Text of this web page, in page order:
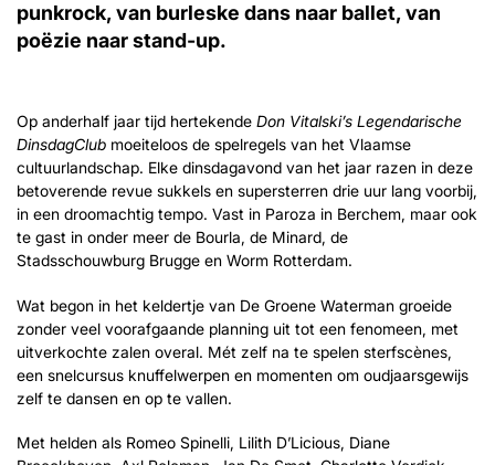
punkrock, van burleske dans naar ballet, van
poëzie naar stand-up.
Op anderhalf jaar tijd hertekende Don Vitalski’s Legendarische
DinsdagClub moeiteloos de spelregels van het Vlaamse
cultuurlandschap. Elke dinsdagavond van het jaar razen in deze
betoverende revue sukkels en supersterren drie uur lang voorbij,
in een droomachtig tempo. Vast in Paroza in Berchem, maar ook
te gast in onder meer de Bourla, de Minard, de
Stadsschouwburg Brugge en Worm Rotterdam.
Wat begon in het keldertje van De Groene Waterman groeide
zonder veel voorafgaande planning uit tot een fenomeen, met
uitverkochte zalen overal. Mét zelf na te spelen sterfscènes,
een snelcursus knuffelwerpen en momenten om oudjaarsgewijs
zelf te dansen en op te vallen.
Met helden als Romeo Spinelli, Lilith D’Licious, Diane